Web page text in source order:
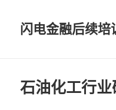
闪电金融后续培
石油化工行